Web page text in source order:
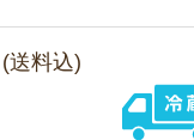
(送料込)